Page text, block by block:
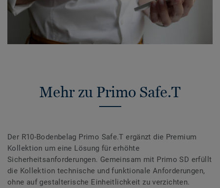
Mehr zu Primo Safe.T
Der R10-Bodenbelag Primo Safe.T ergänzt die Premium
Kollektion um eine Lösung für erhöhte
Sicherheitsanforderungen. Gemeinsam mit Primo SD erfüllt
die Kollektion technische und funktionale Anforderungen,
ohne auf gestalterische Einheitlichkeit zu verzichten.